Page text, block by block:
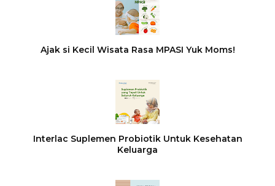
Ajak si Kecil Wisata Rasa MPASI Yuk Moms!
Interlac Suplemen Probiotik Untuk Kesehatan
Keluarga